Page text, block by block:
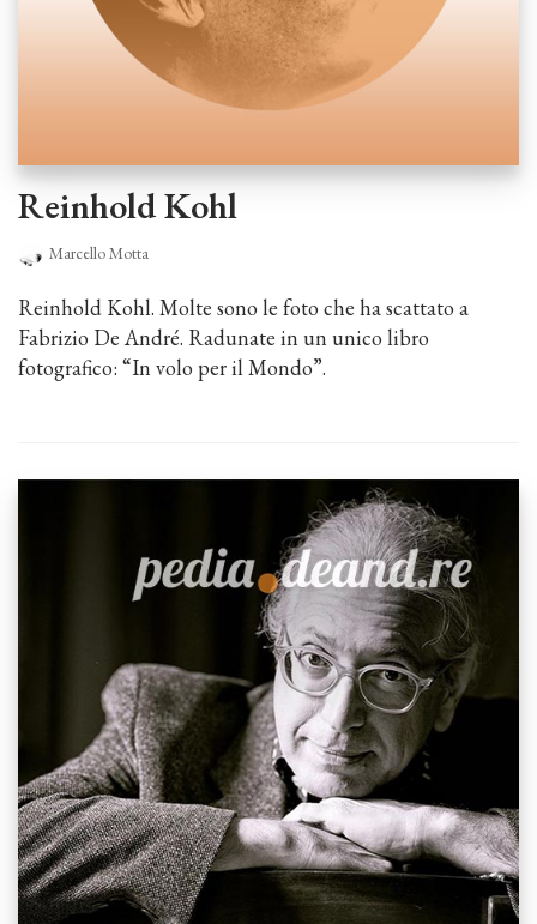
Reinhold Kohl
Marcello Motta
Reinhold Kohl. Molte sono le foto che ha scattato a
Fabrizio De André. Radunate in un unico libro
fotografico: “In volo per il Mondo”.